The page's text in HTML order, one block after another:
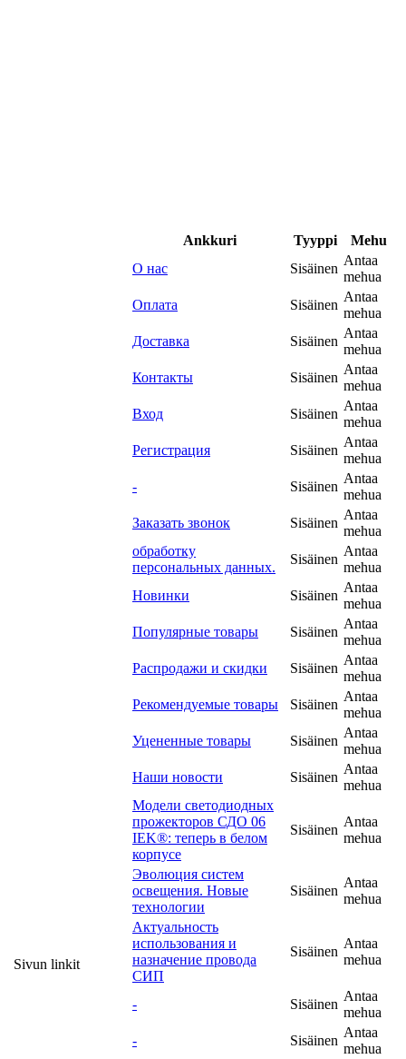
Sivun linkit
Ankkuri Tyyppi
Mehu
О нас
Sisäinen
Antaa
mehua
Оплата
Sisäinen
Antaa
mehua
Доставка
Sisäinen
Antaa
mehua
Контакты
Sisäinen
Antaa
mehua
Вход
Sisäinen
Antaa
mehua
Регистрация
Sisäinen
Antaa
mehua
-
Sisäinen
Antaa
mehua
Заказать звонок
Sisäinen
Antaa
mehua
обработку
персональных данных.
Sisäinen
Antaa
mehua
Новинки
Sisäinen
Antaa
mehua
Популярные товары
Sisäinen
Antaa
mehua
Распродажи и скидки
Sisäinen
Antaa
mehua
Рекомендуемые товары
Sisäinen
Antaa
mehua
Уцененные товары
Sisäinen
Antaa
mehua
Наши новости
Sisäinen
Antaa
mehua
Модели светодиодных
прожекторов СДО 06
IEK®: теперь в белом
корпусе
Sisäinen
Antaa
mehua
Эволюция систем
освещения. Новые
технологии
Sisäinen
Antaa
mehua
Актуальность
использования и
назначение провода
СИП
Sisäinen
Antaa
mehua
- Sisäinen
Antaa
mehua
-
Sisäinen
Antaa
mehua